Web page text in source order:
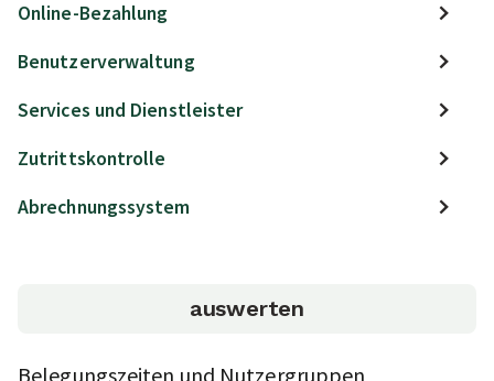
Online-Bezahlung
Benutzerverwaltung
Services und Dienstleister
Zutrittskontrolle
Abrechnungssystem
auswerten
Belegungszeiten und Nutzergruppen